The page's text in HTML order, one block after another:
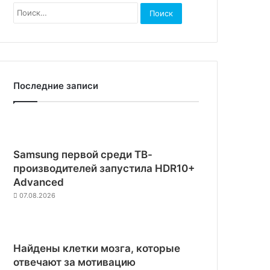
Найти:
Последние записи
Samsung первой среди ТВ-
производителей запустила HDR10+
Advanced
07.08.2026
Найдены клетки мозга, которые
отвечают за мотивацию